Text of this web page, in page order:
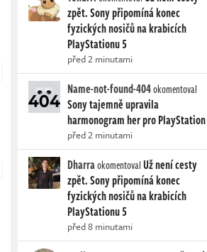
zpět. Sony připomíná konec
fyzických nosičů na krabicích
PlayStationu 5
před 2 minutami
Name-not-found-404okomentoval
Sony tajemně upravila
harmonogram her pro PlayStation
před 2 minutami
DharraokomentovalUž není cesty
zpět. Sony připomíná konec
fyzických nosičů na krabicích
PlayStationu 5
před 8 minutami